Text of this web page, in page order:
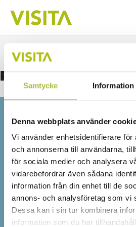
Samtycke Information
Denna webbplats använder
Vi använder enhetsidentifierare för
och annonserna till användarna,
för sociala medier och analysera
vidarebefordrar även sådana
information från din enhet till de
annons- och analysföretag som vi
Dessa kan i sin tur kombinera
information som du har
Registration Card
Detta innehåll är
våra
Logga in för att fortsätta läsa.
här
Eller är ditt företag redan
här